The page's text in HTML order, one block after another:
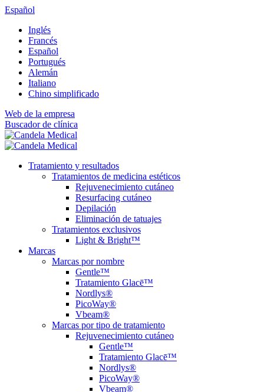
Español
Inglés
Francés
Español
Portugués
Alemán
Italiano
Chino simplificado
Web de la empresa
Buscador de clínica
Tratamiento y resultados
Tratamientos de medicina estéticos
Rejuvenecimiento cutáneo
Resurfacing cutáneo
Depilación
Eliminación de tatuajes
Tratamientos exclusivos
Light & Bright™
Marcas
Marcas por nombre
Gentle™
Tratamiento Glacē™
Nordlys®
PicoWay®
Vbeam®
Marcas por tipo de tratamiento
Rejuvenecimiento cutáneo
Gentle™
Tratamiento Glacē™
Nordlys®
PicoWay®
Vbeam®